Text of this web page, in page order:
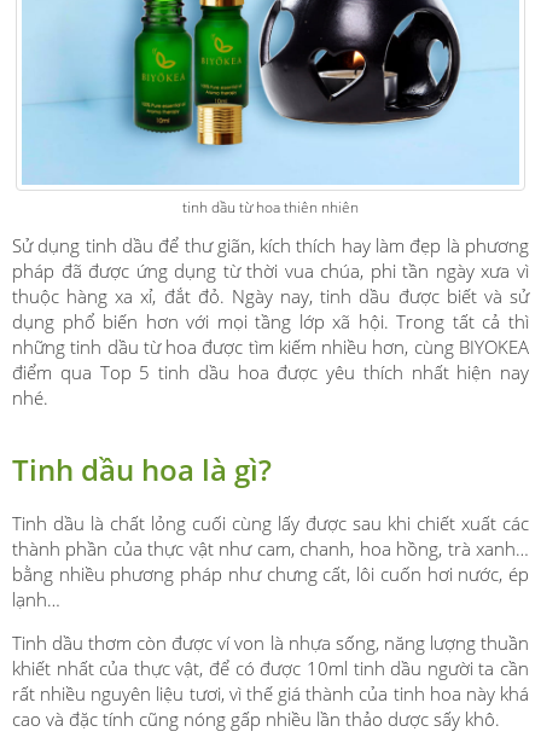
tinh dầu từ hoa thiên nhiên
Sử dụng tinh dầu để thư giãn, kích thích hay làm đẹp là phương
pháp đã được ứng dụng từ thời vua chúa, phi tần ngày xưa vì
thuộc hàng xa xỉ, đắt đỏ. Ngày nay, tinh dầu được biết và sử
dụng phổ biến hơn với mọi tầng lớp xã hội. Trong tất cả thì
những tinh dầu từ hoa được tìm kiếm nhiều hơn, cùng BIYOKEA
điểm qua Top 5 tinh dầu hoa được yêu thích nhất hiện nay
nhé.
Tinh dầu hoa là gì?
Tinh dầu là chất lỏng cuối cùng lấy được sau khi chiết xuất các
thành phần của thực vật như cam, chanh, hoa hồng, trà xanh…
bằng nhiều phương pháp như chưng cất, lôi cuốn hơi nước, ép
lạnh…
Tinh dầu thơm còn được ví von là nhựa sống, năng lượng thuần
khiết nhất của thực vật, để có được 10ml tinh dầu người ta cần
rất nhiều nguyên liệu tươi, vì thế giá thành của tinh hoa này khá
cao và đặc tính cũng nóng gấp nhiều lần thảo dược sấy khô.